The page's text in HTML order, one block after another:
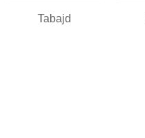
Tabajd